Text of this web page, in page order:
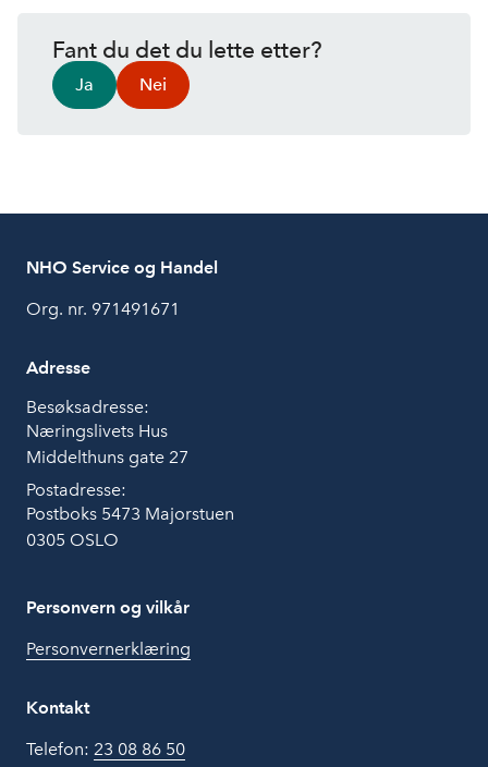
Fant du det du lette etter?
Ja Nei
NHO Service og Handel
Org. nr. 971491671
Adresse
Besøksadresse:
Næringslivets Hus
Middelthuns gate 27
Postadresse:
Postboks 5473 Majorstuen
0305 OSLO
Personvern og vilkår
Personvernerklæring
Kontakt
Telefon: 23 08 86 50